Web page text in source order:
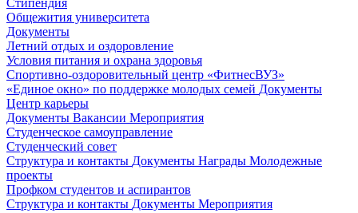
Общежития университета
Документы
Летний отдых и оздоровление
Условия питания и охрана здоровья
Спортивно-оздоровительный центр «ФитнесВУЗ»
«Единое окно» по поддержке молодых семей Документы
Центр карьеры
Документы Вакансии Мероприятия
Студенческое самоуправление
Студенческий совет
Структура и контакты Документы Награды Молодежные
проекты
Профком студентов и аспирантов
Структура и контакты Документы Мероприятия